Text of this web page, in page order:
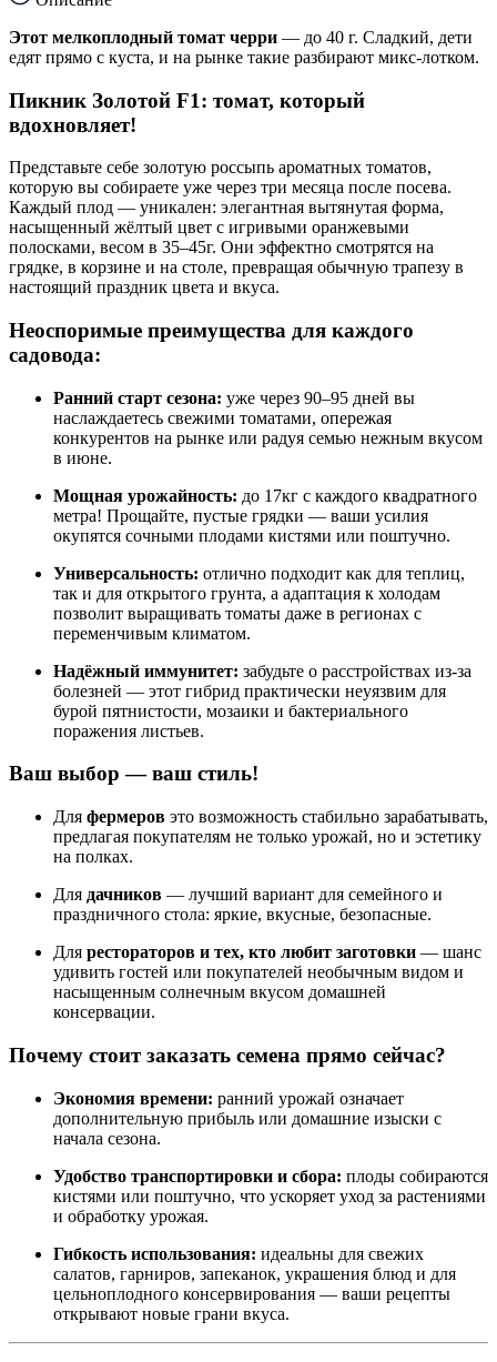
Этот мелкоплодный томат черри — до 40 г. Сладкий, дети
едят прямо с куста, и на рынке такие разбирают микс-лотком.
Пикник Золотой F1: томат, который
вдохновляет!
Представьте себе золотую россыпь ароматных томатов,
которую вы собираете уже через три месяца после посева.
Каждый плод — уникален: элегантная вытянутая форма,
насыщенный жёлтый цвет с игривыми оранжевыми
полосками, весом в 35–45г. Они эффектно смотрятся на
грядке, в корзине и на столе, превращая обычную трапезу в
настоящий праздник цвета и вкуса.
Неоспоримые преимущества для каждого
садовода:
Ранний старт сезона: уже через 90–95 дней вы
наслаждаетесь свежими томатами, опережая
конкурентов на рынке или радуя семью нежным вкусом
в июне.
Мощная урожайность: до 17кг с каждого квадратного
метра! Прощайте, пустые грядки — ваши усилия
окупятся сочными плодами кистями или поштучно.
Универсальность: отлично подходит как для теплиц,
так и для открытого грунта, а адаптация к холодам
позволит выращивать томаты даже в регионах с
переменчивым климатом.
Надёжный иммунитет: забудьте о расстройствах из-за
болезней — этот гибрид практически неуязвим для
бурой пятнистости, мозаики и бактериального
поражения листьев.
Ваш выбор — ваш стиль!
Для фермеров это возможность стабильно зарабатывать,
предлагая покупателям не только урожай, но и эстетику
на полках.
Для дачников — лучший вариант для семейного и
праздничного стола: яркие, вкусные, безопасные.
Для рестораторов и тех, кто любит заготовки — шанс
удивить гостей или покупателей необычным видом и
насыщенным солнечным вкусом домашней
консервации.
Почему стоит заказать семена прямо сейчас?
Экономия времени: ранний урожай означает
дополнительную прибыль или домашние изыски с
начала сезона.
Удобство транспортировки и сбора: плоды собираются
кистями или поштучно, что ускоряет уход за растениями
и обработку урожая.
Гибкость использования: идеальны для свежих
салатов, гарниров, запеканок, украшения блюд и для
цельноплодного консервирования — ваши рецепты
открывают новые грани вкуса.